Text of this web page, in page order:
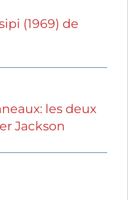
(1969) de
les deux
Jackson